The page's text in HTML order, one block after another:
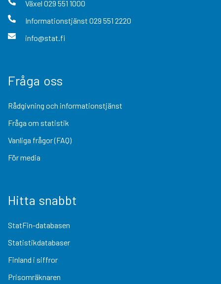
Växel 029 551 1000
Informationstjänst 029 551 2220
info@stat.fi
Fråga oss
Rådgivning och informationstjänst
Fråga om statistik
Vanliga frågor (FAQ)
För media
Hitta snabbt
StatFin-databasen
Statistikdatabaser
Finland i siffror
Prisomräknaren